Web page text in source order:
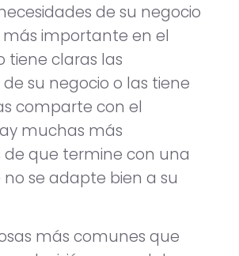
de su negocio
importante en el
tiene claras las
su negocio o las tiene
comparte con el
muchas más
de que termine con una
se adapte bien a su
más comunes que